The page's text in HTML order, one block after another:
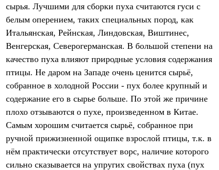
Ботинки
Мужская обувь
Ботинки
Кроссовки
Сапоги
Гамаши и бахилы
Гамаши
Бахилы
Тапочки и чуни
Тапочки
Чуни
Аксессуары
Головные уборы
Балаклавы и маски
Кепки и бейсболки
Повязки
сырья. Лучшими для сборки пуха считаются гуси с
белым оперением, таких специальных пород, как
Итальянская, Рейнская, Линдовская, Виштинес,
Венгерская, Северогерманская. В большой степени на
качество пуха влияют природные условия содержания
птицы. Не даром на Западе очень ценится сырьё,
собранное в холодной России - пух более крупный и
содержание его в сырье больше. По этой же причине
плохо отзываются о пухе, произведенном в Китае.
Самым хорошим считается сырьё, собранное при
ручной прижизненной ощипке взрослой птицы, т.к. в
нём практически отсутствует ворс, наличие которого
сильно сказывается на упругих свойствах пуха (пух